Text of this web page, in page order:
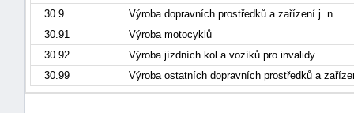
30.9
Výroba dopravních prostředků a zařízení j. n.
30.91
Výroba motocyklů
30.92
Výroba jízdních kol a vozíků pro invalidy
30.99
Výroba ostatních dopravních prostředků a